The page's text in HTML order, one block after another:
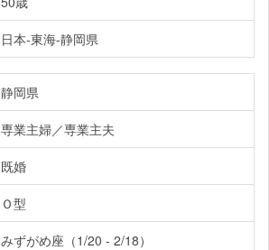
日本-東海-静岡県
静岡県
専業主婦／専業主夫
既婚
Ｏ型
みずがめ座（1/20 - 2/18）